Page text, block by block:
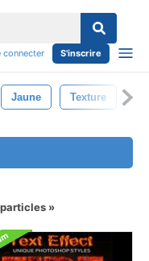
connecter S'inscrire
Jaune Texture